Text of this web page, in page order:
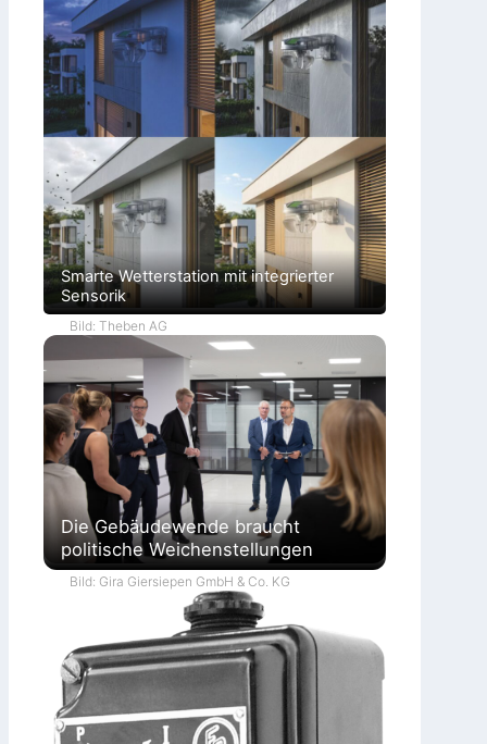
Smarte Wetterstation mit integrierter
Sensorik
Bild: Theben AG
Die Gebäudewende braucht
politische Weichenstellungen
Bild: Gira Giersiepen GmbH & Co. KG